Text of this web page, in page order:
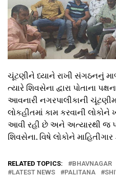
ચૂંટણીને ધ્યાને રાખી સંગઠનનું
ત્યારે શિવસેના દ્વારા પોતાના
આવનારી નગરપાલીકાની
લોકહીતમાં કામ કરવાની લોકોને
આવી રહી છે અને અત્યારથી જ
શિવસેના. વિષે લોકોને
RELATED TOPICS: BHAVNAGAR
LATEST NEWS
PALITANA